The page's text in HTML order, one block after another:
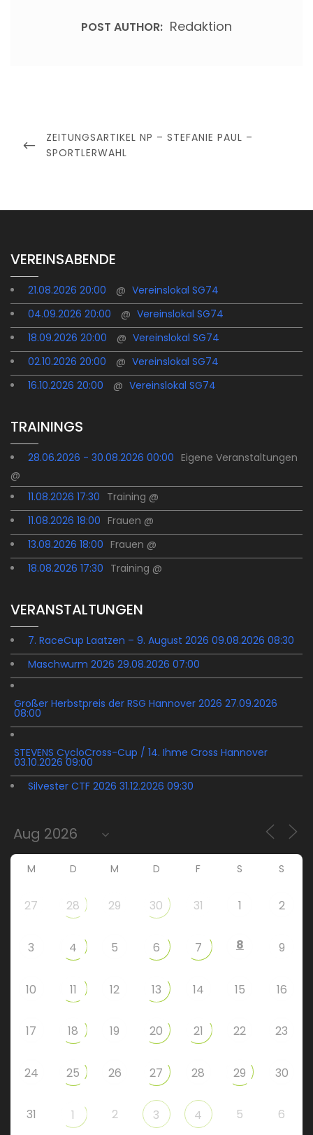
POST AUTHOR: Redaktion
PREVIOUS
POST
ZEITUNGSARTIKEL NP – STEFANIE PAUL –
SPORTLERWAHL
VEREINSABENDE
21.08.2026 20:00 @ Vereinslokal SG74
04.09.2026 20:00
@ Vereinslokal SG74
18.09.2026 20:00
@ Vereinslokal SG74
02.10.2026 20:00
@ Vereinslokal SG74
16.10.2026 20:00
@ Vereinslokal SG74
TRAININGS
28.06.2026 - 30.08.2026 00:00 Eigene Veranstaltungen
@
11.08.2026 17:30 Training @
11.08.2026 18:00 Frauen @
13.08.2026 18:00 Frauen @
18.08.2026 17:30 Training @
VERANSTALTUNGEN
7. RaceCup Laatzen – 9. August 2026 09.08.2026 08:30
Maschwurm 2026 29.08.2026 07:00
Großer Herbstpreis der RSG Hannover 2026 27.09.2026
08:00
STEVENS CycloCross-Cup / 14. Ihme Cross Hannover
03.10.2026 09:00
Silvester CTF 2026 31.12.2026 09:30
M D M D F S S
27 28 29 30 31 1 2
3 4 5 6 7 8 9
10 11 12 13 14 15 16
17 18 19 20 21 22 23
24 25 26 27 28 29 30
31 1 2 3 4 5 6